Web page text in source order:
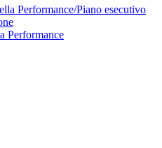
Performance/Piano esecutivo
Performance